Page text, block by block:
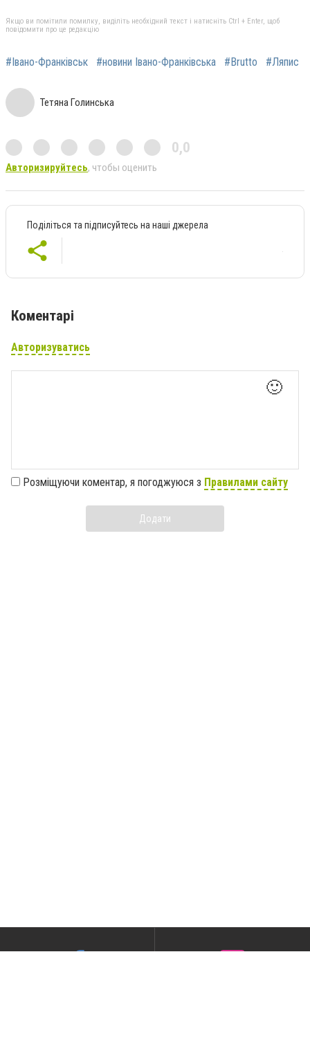
Якщо ви помітили помилку, виділіть необхідний текст і натисніть Ctrl + Enter, щоб
повідомити про це редакцію
#Івано-Франківськ #новини Івано-Франківська #Brutto #Ляпис
Тетяна Голинська
0,0
Авторизируйтесь, чтобы оценить
Поділіться та підписуйтесь на наші джерела
Коментарі
Авторизуватись
🙂
Розміщуючи коментар, я погоджуюся з Правилами сайту
Додати